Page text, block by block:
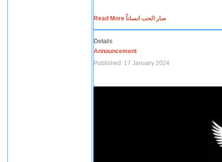
Read More صار الحب انساناً
Details
Announcement
Published: 17 January 2024